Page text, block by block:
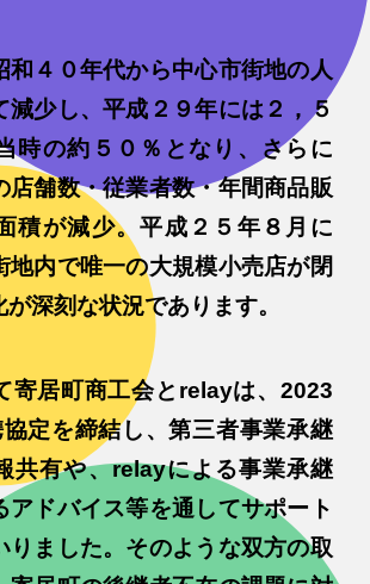
和４０年代から中心市街地の人
減少し、平成２９年には２，５
時の約５０％となり、さらに
店舗数・従業者数・年間商品販
積が減少。平成２５年８月に
地内で唯一の大規模小売店が閉
深刻な状況であります。
寄居町商工会とrelayは、2023
定を締結し、第三者事業承継
共有や、relayによる事業承継
アドバイス等を通してサポート
りました。そのような双方の取